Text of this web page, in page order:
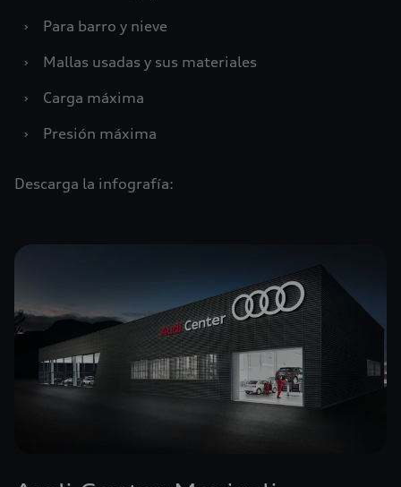
›
Para barro y nieve
›
Mallas usadas y sus materiales
›
Carga máxima
›
Presión máxima
Descarga la infografía: